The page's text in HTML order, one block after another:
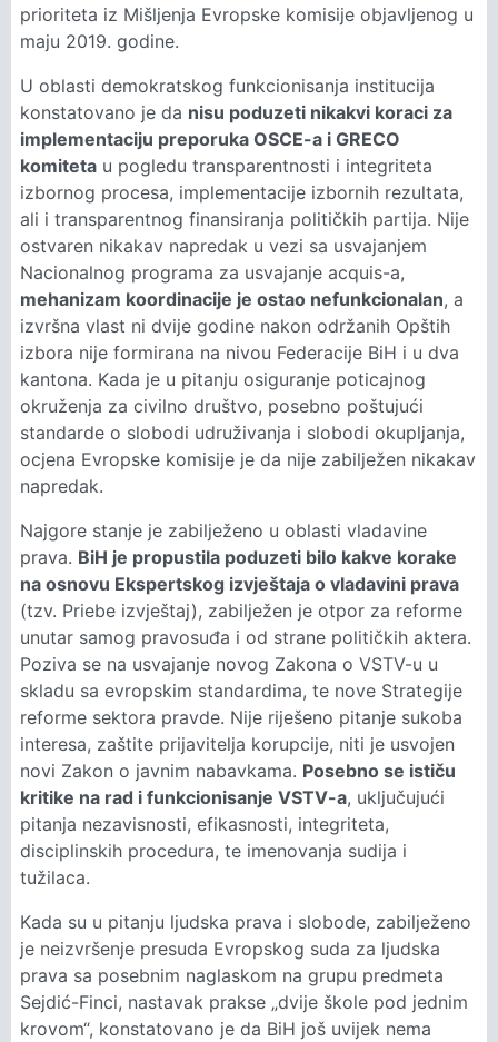
prioriteta iz Mišljenja Evropske komisije objavljenog u
maju 2019. godine.
U oblasti demokratskog funkcionisanja institucija
konstatovano je da nisu poduzeti nikakvi koraci za
implementaciju preporuka OSCE-a i GRECO
komiteta u pogledu transparentnosti i integriteta
izbornog procesa, implementacije izbornih rezultata,
ali i transparentnog finansiranja političkih partija. Nije
ostvaren nikakav napredak u vezi sa usvajanjem
Nacionalnog programa za usvajanje acquis-a,
mehanizam koordinacije je ostao nefunkcionalan, a
izvršna vlast ni dvije godine nakon održanih Opštih
izbora nije formirana na nivou Federacije BiH i u dva
kantona. Kada je u pitanju osiguranje poticajnog
okruženja za civilno društvo, posebno poštujući
standarde o slobodi udruživanja i slobodi okupljanja,
ocjena Evropske komisije je da nije zabilježen nikakav
napredak.
Najgore stanje je zabilježeno u oblasti vladavine
prava. BiH je propustila poduzeti bilo kakve korake
na osnovu Ekspertskog izvještaja o vladavini prava
(tzv. Priebe izvještaj), zabilježen je otpor za reforme
unutar samog pravosuđa i od strane političkih aktera.
Poziva se na usvajanje novog Zakona o VSTV-u u
skladu sa evropskim standardima, te nove Strategije
reforme sektora pravde. Nije riješeno pitanje sukoba
interesa, zaštite prijavitelja korupcije, niti je usvojen
novi Zakon o javnim nabavkama. Posebno se ističu
kritike na rad i funkcionisanje VSTV-a, uključujući
pitanja nezavisnosti, efikasnosti, integriteta,
disciplinskih procedura, te imenovanja sudija i
tužilaca.
Kada su u pitanju ljudska prava i slobode, zabilježeno
je neizvršenje presuda Evropskog suda za ljudska
prava sa posebnim naglaskom na grupu predmeta
Sejdić-Finci, nastavak prakse „dvije škole pod jednim
krovom“, konstatovano je da BiH još uvijek nema